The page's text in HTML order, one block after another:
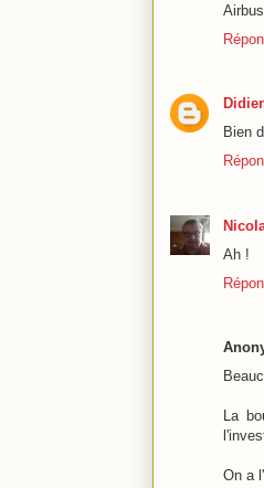
Bien
Ah !
La
On a